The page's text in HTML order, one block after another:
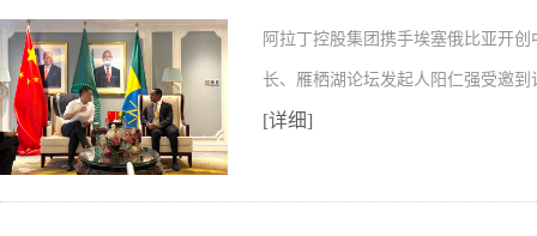
阿拉丁控股集团携手埃塞俄比亚开
长、雁栖湖论坛发起人阳仁强受邀
[详细]